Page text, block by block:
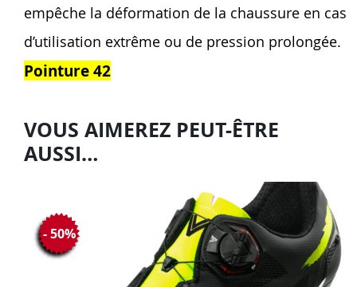
empêche la déformation de la chaussure en cas
d’utilisation extrême ou de pression prolongée.
Pointure 42
VOUS AIMEREZ PEUT-ÊTRE
AUSSI…
- 50%